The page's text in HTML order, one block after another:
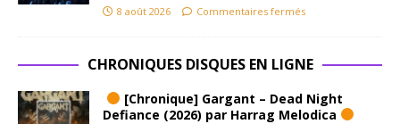
8 août 2026 Commentaires fermés
CHRONIQUES DISQUES EN LIGNE
[Chronique] Gargant – Dead Night
Defiance (2026) par Harrag Melodica